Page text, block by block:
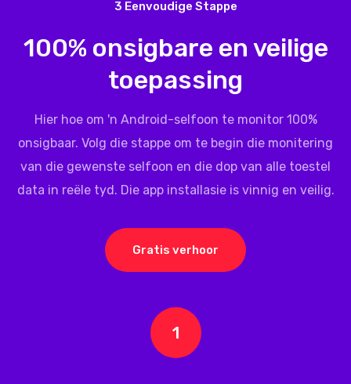
3 Eenvoudige Stappe
100% onsigbare en veilige
toepassing
Hier hoe om 'n Android-selfoon te monitor 100%
onsigbaar. Volg die stappe om te begin die monitering
van die gewenste selfoon en die dop van alle toestel
data in reële tyd. Die app installasie is vinnig en veilig.
Gratis verhoor
1